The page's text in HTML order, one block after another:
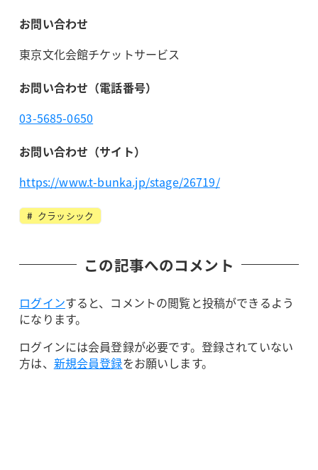
お問い合わせ
東京文化会館チケットサービス
お問い合わせ（電話番号）
03-5685-0650
お問い合わせ（サイト）
https://www.t-bunka.jp/stage/26719/
クラッシック
この記事へのコメント
ログインすると、コメントの閲覧と投稿ができるよう
になります。
ログインには会員登録が必要です。登録されていない
方は、 新規会員登録をお願いします。